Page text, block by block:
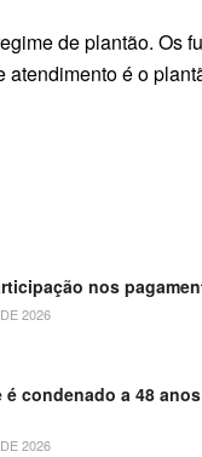
de plantão. Os
é o
nos
2026
é condenado a 48
2026